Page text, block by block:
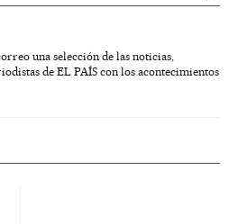
una selección de las noticias,
de EL PAÍS con los acontecimientos